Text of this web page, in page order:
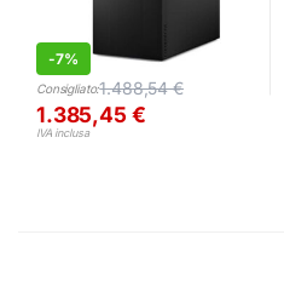
-7%
Consigliato:1.488,54€
1.385,45 €
IVA inclusa